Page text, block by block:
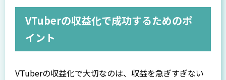
VTuberの収益化で成功するためのポ
イント
VTuberの収益化で大切なのは、収益を急ぎすぎない